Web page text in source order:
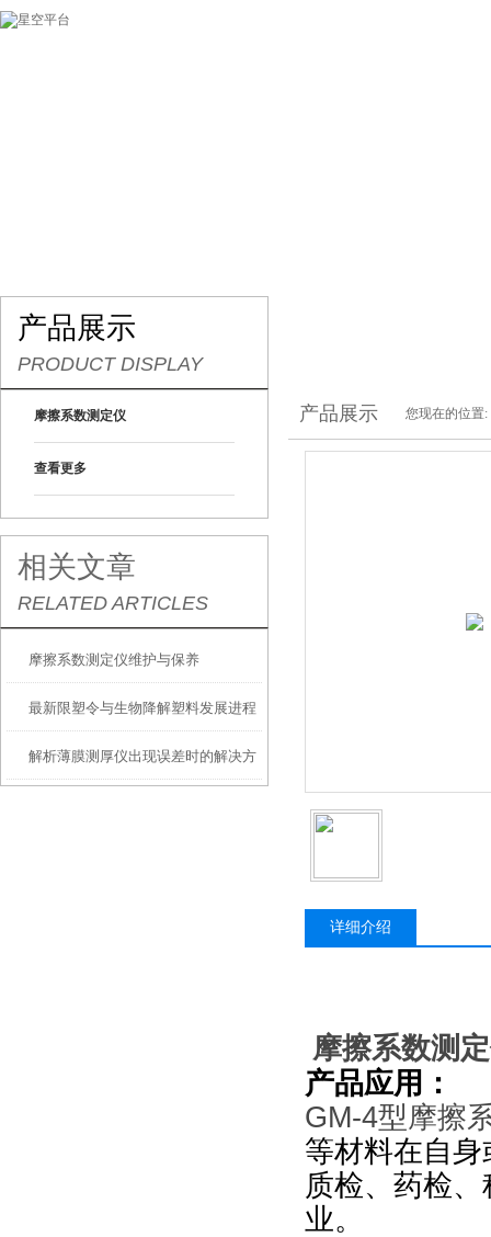
产品展示
PRODUCT DISPLAY
摩擦系数测定仪
查看更多
相关文章
RELATED ARTICLES
摩擦系数测定仪维护与保养
最新限塑令与生物降解塑料发展进程
解析薄膜测厚仪出现误差时的解决方
产品展示 您现在的位置:
详细介绍
摩擦系数测
产品应用：
GM-4型摩擦
等材料在自
质检、药检
业。